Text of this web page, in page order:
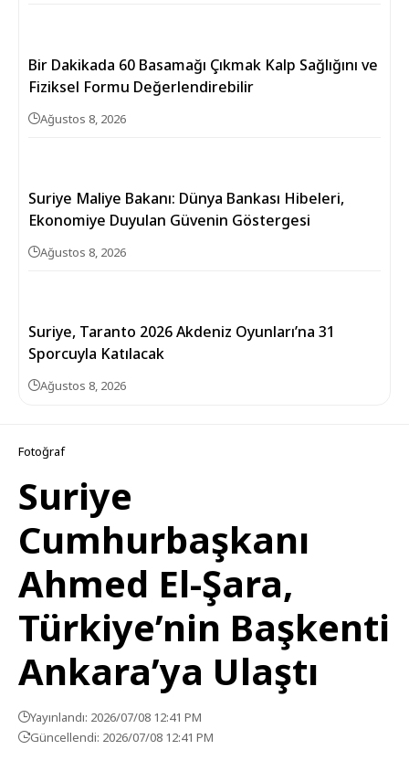
Bir Dakikada 60 Basamağı Çıkmak Kalp Sağlığını ve
Fiziksel Formu Değerlendirebilir
Ağustos 8, 2026
Suriye Maliye Bakanı: Dünya Bankası Hibeleri,
Ekonomiye Duyulan Güvenin Göstergesi
Ağustos 8, 2026
Suriye, Taranto 2026 Akdeniz Oyunları’na 31
Sporcuyla Katılacak
Ağustos 8, 2026
Fotoğraf
Suriye
Cumhurbaşkanı
Ahmed El-Şara,
Türkiye’nin Başkenti
Ankara’ya Ulaştı
Yayınlandı: 2026/07/08 12:41 PM
Güncellendi: 2026/07/08 12:41 PM